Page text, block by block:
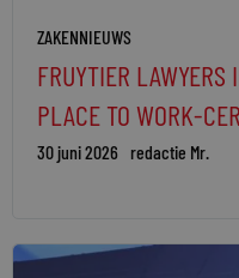
ZAKENNIEUWS
FRUYTIER LAWYERS
PLACE TO WORK-
30 juni 2026 redactie Mr.